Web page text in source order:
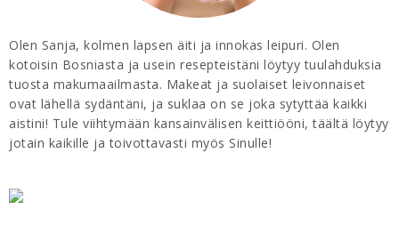
Olen Sanja, kolmen lapsen äiti ja innokas leipuri. Olen
kotoisin Bosniasta ja usein resepteistäni löytyy tuulahduksia
tuosta makumaailmasta. Makeat ja suolaiset leivonnaiset
ovat lähellä sydäntäni, ja suklaa on se joka sytyttää kaikki
aistini! Tule viihtymään kansainvälisen keittiööni, täältä löytyy
jotain kaikille ja toivottavasti myös Sinulle!